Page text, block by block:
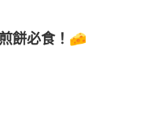
餅必食！🧀